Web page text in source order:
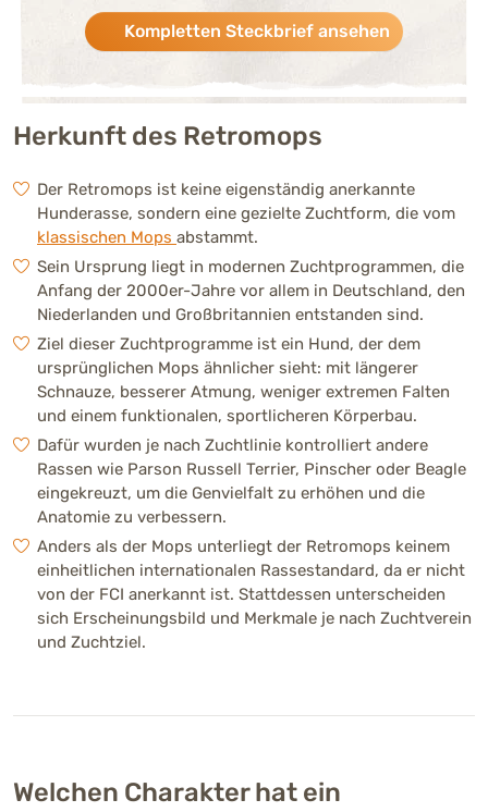
Verspieltheit
Stark ausgeprägt (4 von 5)
etwas ruhiger und ausdauernder als der
t
Sehr stark ausgeprägt (5 von
Sehr anhänglich und familienorientiert. Sucht
häufig die Nähe seiner Bezugspersonen.
Aktivität
Mäßig bis moderat aktiv. Braucht regelmäßige
Bewegung, ist aber kein Hochleistungshund.
Trainierbarkeit
Stark ausgeprägt (4 von 5)
Lernfreudig und gut führbar. Reagiert sehr gut
auf positive Bestärkung, kann etwas
eigensinnig sein.
Intelligenz
Stark ausgeprägt (4 von 5)
Aufgeweckt, klug und lernbereit. Braucht
geistige Auslastung und zeigt gelegentlich
eigenständige Entscheidungen.
Stark ausgeprägt (4 von 5)
Kompletten Steckbrief ansehen
Herkunft des Retromops
Der Retromops ist keine eigenständig anerkannte
Hunderasse, sondern eine gezielte Zuchtform, die vom
klassischen Mops abstammt.
Sein Ursprung liegt in modernen Zuchtprogrammen, die
Anfang der 2000er-Jahre vor allem in Deutschland, den
Niederlanden und Großbritannien entstanden sind.
Ziel dieser Zuchtprogramme ist ein Hund, der dem
ursprünglichen Mops ähnlicher sieht: mit längerer
Schnauze, besserer Atmung, weniger extremen Falten
und einem funktionalen, sportlicheren Körperbau.
Dafür wurden je nach Zuchtlinie kontrolliert andere
Rassen wie Parson Russell Terrier, Pinscher oder Beagle
eingekreuzt, um die Genvielfalt zu erhöhen und die
Anatomie zu verbessern.
Anders als der Mops unterliegt der Retromops keinem
einheitlichen internationalen Rassestandard, da er nicht
von der FCI anerkannt ist. Stattdessen unterscheiden
sich Erscheinungsbild und Merkmale je nach Zuchtverein
und Zuchtziel.
Welchen Charakter hat ein